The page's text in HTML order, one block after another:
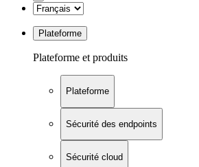
Plateforme
Plateforme et produits
Plateforme
Sécurité des endpoints
Sécurité cloud